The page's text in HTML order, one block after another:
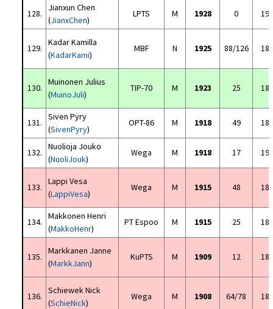
128.
Jianxun Chen
(JianxChen)
LPTS M 1928 0
129.
Kadar Kamilla
(KadarKami)
MBF N 1925 88/126
130.
Muinonen Julius
(MuinoJuli)
TIP-70 M 1923 25
131.
Siven Pyry
(SivenPyry)
OPT-86 M 1918 49
132.
Nuolioja Jouko
(NuoliJouk)
Wega M 1918 17
133.
Lappi Vesa
(LappiVesa)
Wega M 1915 48
134.
Makkonen Henri
(MakkoHenr)
PT Espoo M 1915 25
135.
Markkanen Janne
(MarkkJann)
KuPTS M 1909 12
136.
Schiewek Nick
(SchieNick)
Wega M 1908 64/78